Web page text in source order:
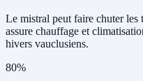
Le mistral peut faire chuter les
assure chauffage et
hivers vauclusiens.
80%